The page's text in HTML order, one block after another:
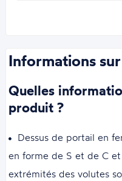
Informations
Quelles
produit ?
Dessus de portail en
en forme de S et de C
extrémités des volutes